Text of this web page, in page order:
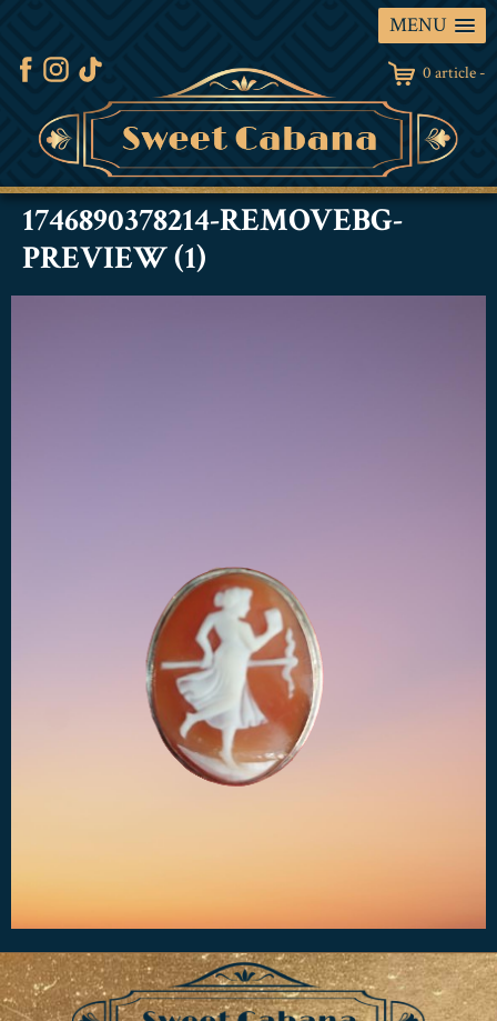
MENU
0 article -
1746890378214-REMOVEBG-
PREVIEW (1)